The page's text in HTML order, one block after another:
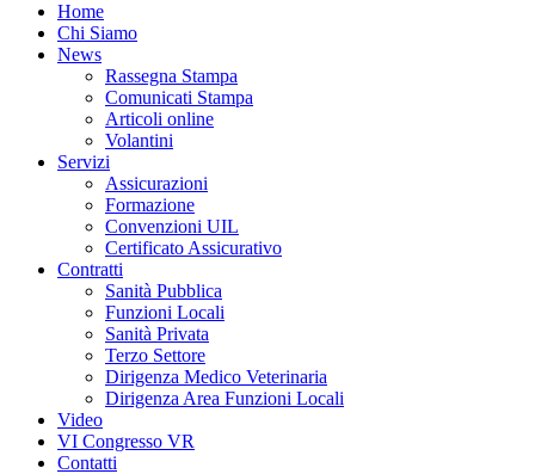
Home
Chi Siamo
News
Rassegna Stampa
Comunicati Stampa
Articoli online
Volantini
Servizi
Assicurazioni
Formazione
Convenzioni UIL
Certificato Assicurativo
Contratti
Sanità Pubblica
Funzioni Locali
Sanità Privata
Terzo Settore
Dirigenza Medico Veterinaria
Dirigenza Area Funzioni Locali
Video
VI Congresso VR
Contatti